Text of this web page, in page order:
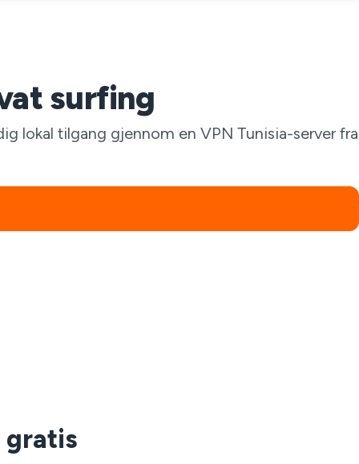
surfing
lokal tilgang gjennom en VPN Tunisia-server fra
gratis